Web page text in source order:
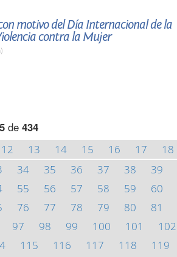
motivo del Día Internacional de la
contra la Mujer
de 434
12 13 14 15 16 17 18
34 35 36 37 38 39
55 56 57 58 59 60
76 77 78 79 80 81
97 98 99 100 101 102
115 116 117 118 119